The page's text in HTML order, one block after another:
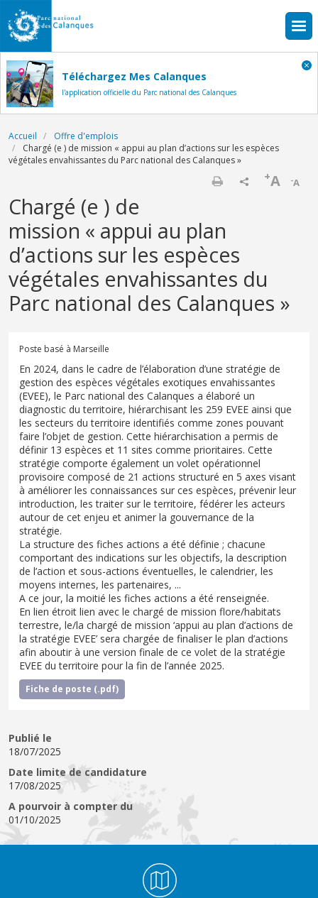
Aller au contenu principal
Téléchargez Mes Calanques
l'application officielle du Parc national des Calanques
Fil d'Ariane
Accueil
Offre d'emplois
Chargé (e ) de mission « appui au plan d’actions sur les espèces
végétales envahissantes du Parc national des Calanques »
-A
+A
Chargé (e ) de
mission « appui au plan
d’actions sur les espèces
végétales envahissantes du
Parc national des Calanques »
Poste basé à Marseille
En 2024, dans le cadre de l’élaboration d’une stratégie de
gestion des espèces végétales exotiques envahissantes
(EVEE), le Parc national des Calanques a élaboré un
diagnostic du territoire, hiérarchisant les 259 EVEE ainsi que
les secteurs du territoire identifiés comme zones pouvant
faire l’objet de gestion. Cette hiérarchisation a permis de
définir 13 espèces et 11 sites comme prioritaires. Cette
stratégie comporte également un volet opérationnel
provisoire composé de 21 actions structuré en 5 axes visant
à améliorer les connaissances sur ces espèces, prévenir leur
introduction, les traiter sur le territoire, fédérer les acteurs
autour de cet enjeu et animer la gouvernance de la
stratégie.
La structure des fiches actions a été définie ; chacune
comportant des indications sur les objectifs, la description
de l’action et sous-actions éventuelles, le calendrier, les
moyens internes, les partenaires, ...
A ce jour, la moitié les fiches actions a été renseignée.
En lien étroit lien avec le chargé de mission flore/habitats
terrestre, le/la chargé de mission ‘appui au plan d’actions de
la stratégie EVEE’ sera chargée de finaliser le plan d’actions
afin aboutir à une version finale de ce volet de la stratégie
EVEE du territoire pour la fin de l’année 2025.
Fiche de poste (.pdf)
Publié le
18/07/2025
Date limite de candidature
17/08/2025
A pourvoir à compter du
01/10/2025